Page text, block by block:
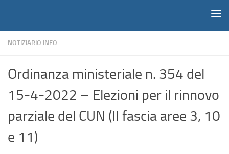
NOTIZIARIO INFO
Ordinanza ministeriale n. 354 del
15-4-2022 – Elezioni per il rinnovo
parziale del CUN (II fascia aree 3, 10
e 11)